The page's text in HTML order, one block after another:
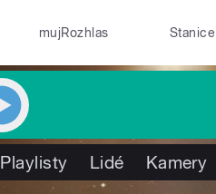
mujRozhlas Stanice
Playlisty Lidé Kamery